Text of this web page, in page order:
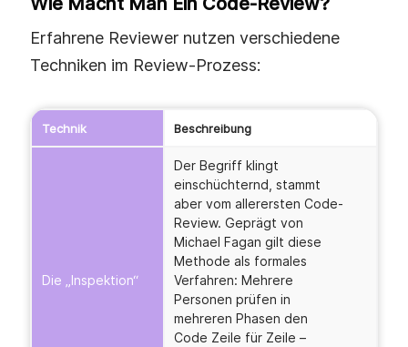
Erfahrene Reviewer nutzen verschiedene
Techniken im Review-Prozess:
Technik Beschreibung
Die „Inspektion“
Der Begriff klingt
einschüchternd, stammt
aber vom allerersten Code-
Review. Geprägt von
Michael Fagan gilt diese
Methode als formales
Verfahren: Mehrere
Personen prüfen in
mehreren Phasen den
Code Zeile für Zeile –